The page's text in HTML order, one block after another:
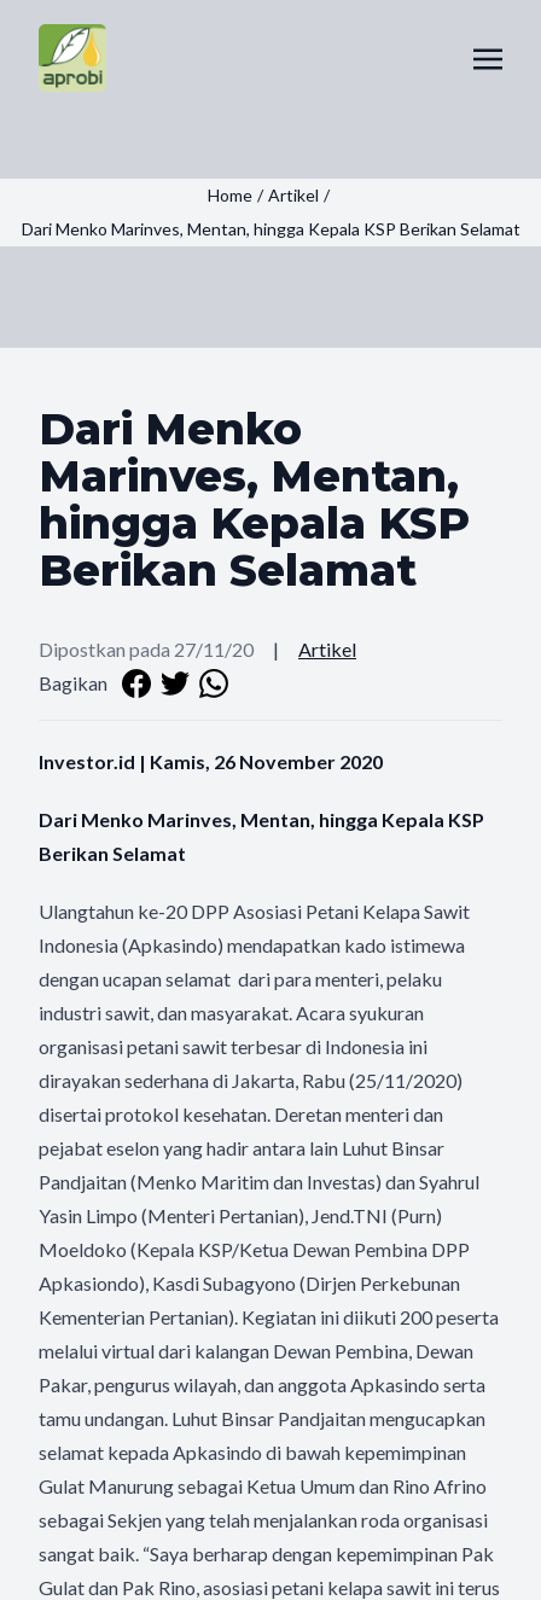
Home / Artikel /
Dari Menko Marinves, Mentan, hingga Kepala KSP Berikan Selamat
Dari Menko
Marinves, Mentan,
hingga Kepala KSP
Berikan Selamat
Dipostkan pada 27/11/20 |
Artikel
Bagikan
Investor.id | Kamis, 26 November 2020
Dari Menko Marinves, Mentan, hingga Kepala KSP
Berikan Selamat
Ulangtahun ke-20 DPP Asosiasi Petani Kelapa Sawit
Indonesia (Apkasindo) mendapatkan kado istimewa
dengan ucapan selamat dari para menteri, pelaku
industri sawit, dan masyarakat. Acara syukuran
organisasi petani sawit terbesar di Indonesia ini
dirayakan sederhana di Jakarta, Rabu (25/11/2020)
disertai protokol kesehatan. Deretan menteri dan
pejabat eselon yang hadir antara lain Luhut Binsar
Pandjaitan (Menko Maritim dan Investas) dan Syahrul
Yasin Limpo (Menteri Pertanian), Jend.TNI (Purn)
Moeldoko (Kepala KSP/Ketua Dewan Pembina DPP
Apkasiondo), Kasdi Subagyono (Dirjen Perkebunan
Kementerian Pertanian). Kegiatan ini diikuti 200 peserta
melalui virtual dari kalangan Dewan Pembina, Dewan
Pakar, pengurus wilayah, dan anggota Apkasindo serta
tamu undangan. Luhut Binsar Pandjaitan mengucapkan
selamat kepada Apkasindo di bawah kepemimpinan
Gulat Manurung sebagai Ketua Umum dan Rino Afrino
sebagai Sekjen yang telah menjalankan roda organisasi
sangat baik. “Saya berharap dengan kepemimpinan Pak
Gulat dan Pak Rino, asosiasi petani kelapa sawit ini terus